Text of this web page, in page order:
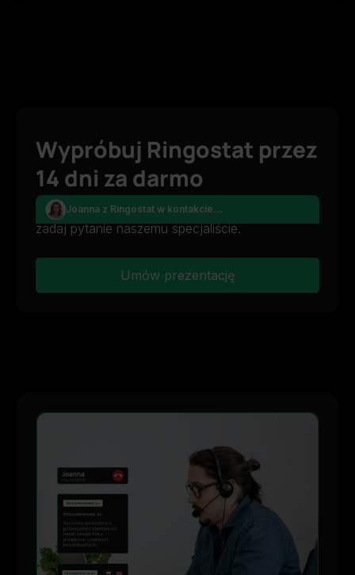
Wypróbuj Ringostat przez
14 dni za darmo
Umów się o prezentację produktu online lub
zadaj pytanie naszemu specjaliście.
Umów prezentację
Joanna z Ringostat w kontakcie...